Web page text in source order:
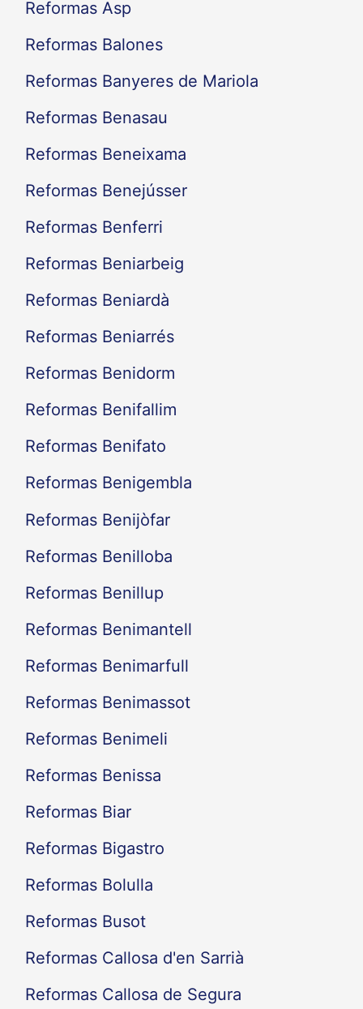
Reformas Asp
Reformas Balones
Reformas Banyeres de Mariola
Reformas Benasau
Reformas Beneixama
Reformas Benejússer
Reformas Benferri
Reformas Beniarbeig
Reformas Beniardà
Reformas Beniarrés
Reformas Benidorm
Reformas Benifallim
Reformas Benifato
Reformas Benigembla
Reformas Benijòfar
Reformas Benilloba
Reformas Benillup
Reformas Benimantell
Reformas Benimarfull
Reformas Benimassot
Reformas Benimeli
Reformas Benissa
Reformas Biar
Reformas Bigastro
Reformas Bolulla
Reformas Busot
Reformas Callosa d'en Sarrià
Reformas Callosa de Segura